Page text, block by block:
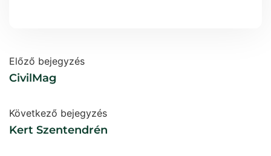
Előző bejegyzés
CivilMag
Következő bejegyzés
Kert Szentendrén